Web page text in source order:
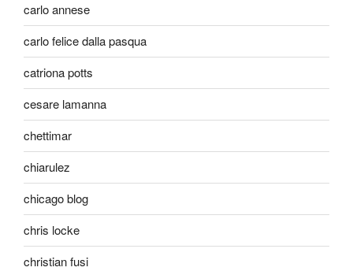
carlo annese
carlo felice dalla pasqua
catriona potts
cesare lamanna
chettimar
chiarulez
chicago blog
chris locke
christian fusi